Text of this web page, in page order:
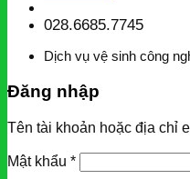
028.6685.7745
Dịch vụ vệ sinh công
Đăng nhập
Tên tài khoản hoặc địa chỉ
Mật khẩu *